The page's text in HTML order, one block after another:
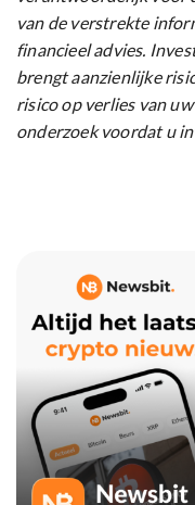
van de verstrekte
financieel advies.
brengt aanzienlijke
risico op verlies van
onderzoek voordat u